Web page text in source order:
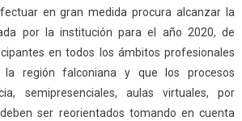
en gran medida procura alcanzar la
por la institución para el año 2020, de
en todos los ámbitos profesionales
región falconiana y que los procesos
semipresenciales, aulas virtuales, por
ser reorientados tomando en cuenta